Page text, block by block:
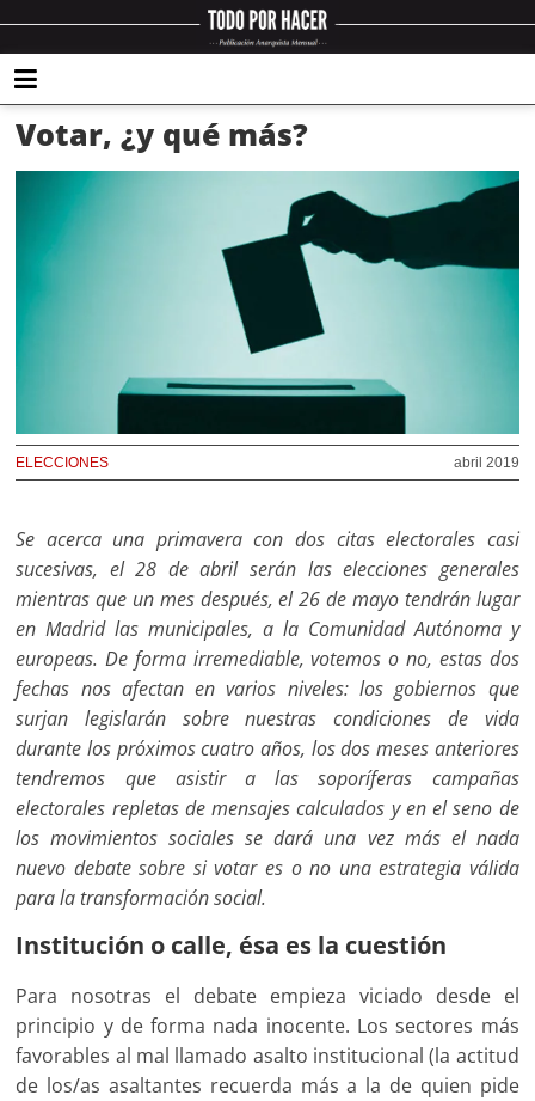
Votar, ¿y qué más?
abril 2019
ELECCIONES
Se acerca una primavera con dos citas electorales casi
sucesivas, el 28 de abril serán las elecciones generales
mientras que un mes después, el 26 de mayo tendrán lugar
en Madrid las municipales, a la Comunidad Autónoma y
europeas. De forma irremediable, votemos o no, estas dos
fechas nos afectan en varios niveles: los gobiernos que
surjan legislarán sobre nuestras condiciones de vida
durante los próximos cuatro años, los dos meses anteriores
tendremos que asistir a las soporíferas campañas
electorales repletas de mensajes calculados y en el seno de
los movimientos sociales se dará una vez más el nada
nuevo debate sobre si votar es o no una estrategia válida
para la transformación social.
Institución o calle, ésa es la cuestión
Para nosotras el debate empieza viciado desde el
principio y de forma nada inocente. Los sectores más
favorables al mal llamado asalto institucional (la actitud
de los/as asaltantes recuerda más a la de quien pide